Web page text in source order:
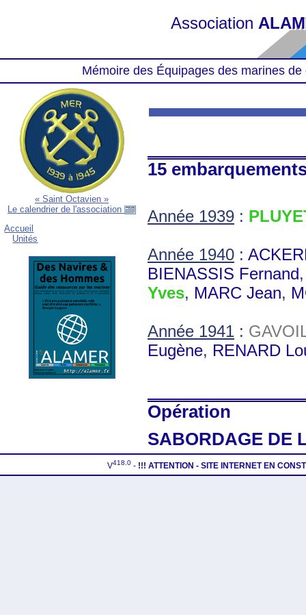
Association
Mémoire des Équipages des marines
« Saint Octavien »
Le calendrier de l'association
Accueil
Unités
15
Année 1939 :
Année 1940 :
BIENASSIS Fernand
Yves, MARC Jean,
Année 1941 :
Eugène, RENARD
Opération
SABORDAGE DE
V418.0 - !!! ATTENTION - SITE INTERNET EN